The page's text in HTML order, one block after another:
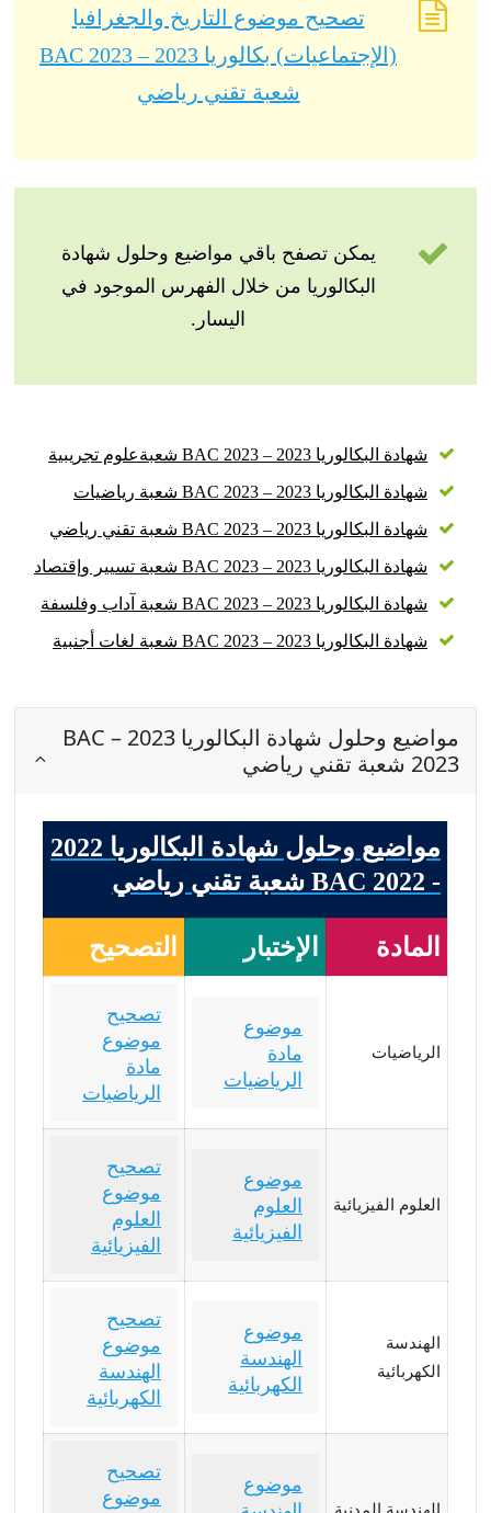
تصحيح موضوع التاريخ والجغرافيا
(الإجتماعيات) بكالوريا 2023 – BAC 2023
شعبة تقني رياضي
يمكن تصفح باقي مواضيع وحلول شهادة
البكالوريا من خلال الفهرس الموجود في
اليسار.
شهادة البكالوريا 2023 – BAC 2023 شعبةعلوم تجريبية
شهادة البكالوريا 2023 – BAC 2023 شعبة رياضيات
شهادة البكالوريا 2023 – BAC 2023 شعبة تقني رياضي
شهادة البكالوريا 2023 – BAC 2023 شعبة تسيير وإقتصاد
شهادة البكالوريا 2023 – BAC 2023 شعبة آداب وفلسفة
شهادة البكالوريا 2023 – BAC 2023 شعبة لغات أجنبية
مواضيع وحلول شهادة البكالوريا 2023 – BAC
2023 شعبة تقني رياضي
مواضيع وحلول شهادة البكالوريا 2022
- BAC 2022 شعبة تقني رياضي
المادة الإختبار التصحيح
الرياضيات
موضوع
مادة
الرياضيات
تصحيح
موضوع
مادة
الرياضيات
العلوم الفيزيائية
موضوع
العلوم
الفيزيائية
تصحيح
موضوع
العلوم
الفيزيائية
الهندسة
الكهربائية
موضوع
الهندسة
الكهربائية
تصحيح
موضوع
الهندسة
الكهربائية
موضوع
تصحيح
موضوع